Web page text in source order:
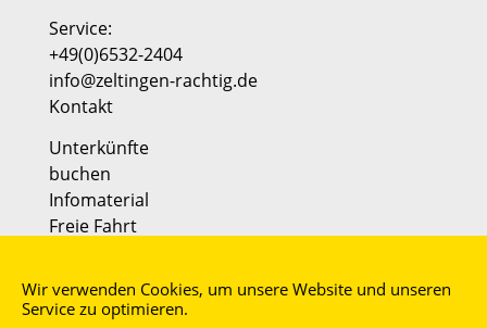
Wir verwenden Cookies, um unsere Website und unseren
Service zu optimieren.
Service:
+49(0)6532-2404
info@zeltingen-rachtig.de
Kontakt
Unterkünfte
buchen
Infomaterial
Freie Fahrt
Impressum
Datenschutz